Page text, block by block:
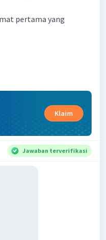
pertama yang
Klaim
Jawaban terverifikasi